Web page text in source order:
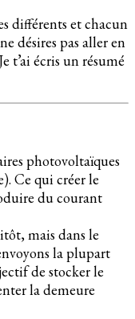
différents et chacun
désires pas aller en
t’ai écris un résumé
photovoltaïques
Ce qui créer le
du courant
mais dans le
la plupart
de stocker le
la demeure